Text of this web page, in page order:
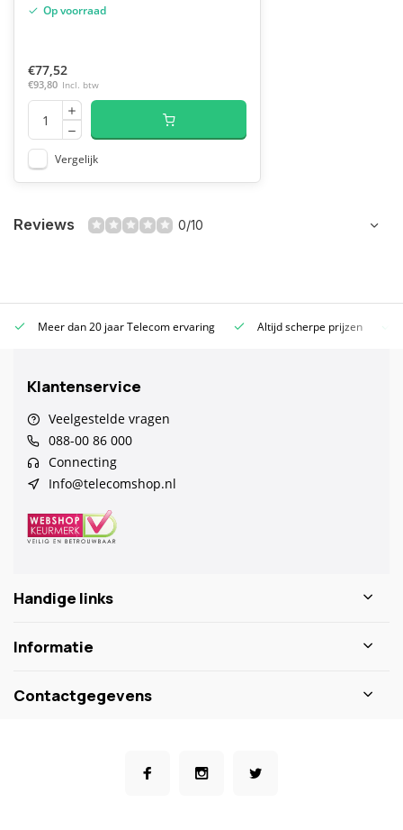
Op voorraad
€77,52
€93,80 Incl. btw
Vergelijk
Reviews 0/10
Meer dan 20 jaar Telecom ervaring Altijd scherpe prijzen
Klantenservice
Veelgestelde vragen
088-00 86 000
Connecting
Info@telecomshop.nl
Handige links
Informatie
Contactgegevens